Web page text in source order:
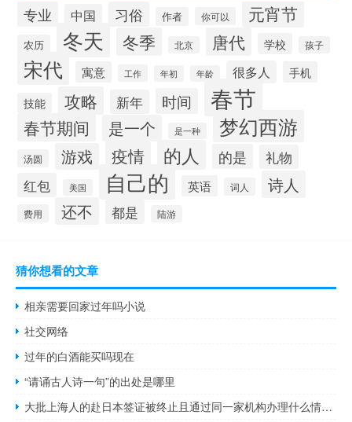
专业 中国 习俗 作者 你可以 元宵节
农历 冬天 冬季 北京 唐代 学校 孩子
宋代 寓意 工作 年初 年龄 很多人 手机
技能 攻略 新年 时间 春节
春节期间 是一个 是一种 梦幻西游
汤圆 游戏 疫情 的人 的是
礼物
红包
美国 自己的 英语 词人 诗人
费用 还不 都是 陆游
猜你想看的文章
相亲需要回家过年吗小说
社交网络
过年的白酒能买吗现在
“请诵古人诗一句”的出处是哪里
大批上海人的赴日本签证被终止且通过同一家机构办理什么情况？ 到底什么情况呢